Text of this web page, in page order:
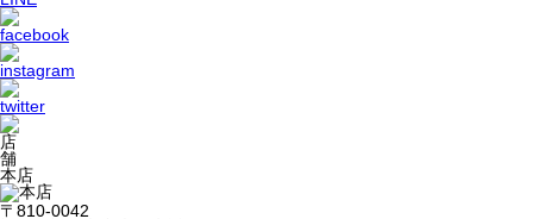
本店
〒810-0042